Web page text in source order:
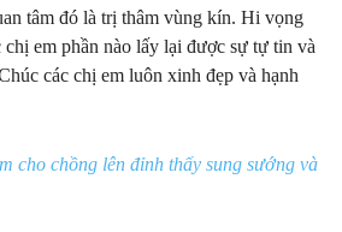
tâm đó là trị thâm vùng kín. Hi vọng
em phần nào lấy lại được sự tự tin và
các chị em luôn xinh đẹp và hạnh
cho chồng lên đỉnh thấy sung sướng và